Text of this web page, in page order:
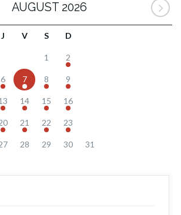
AUGUST 2026
J V S D
1 2
6 7 8 9
14 15 16
21 22 23
28 29 30 31